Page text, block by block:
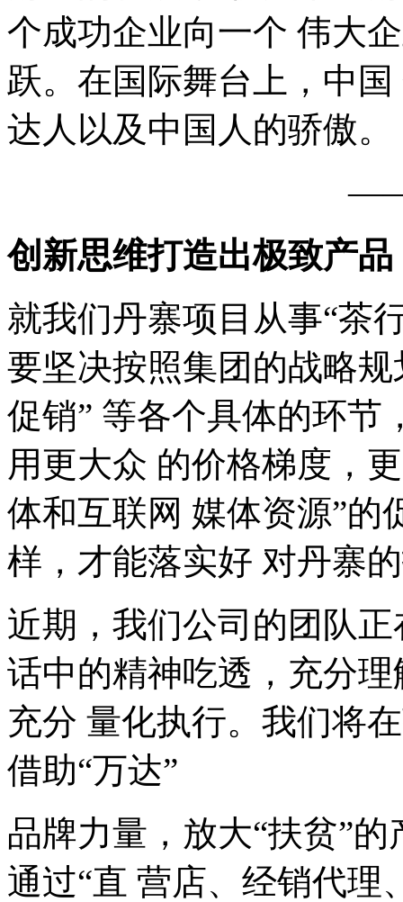
个成功企业向一个 伟大
跃。在国际舞台上，中
达人以及中国人的骄傲。
——
创新思维打造出极致产品
就我们丹寨项目从事“茶
要坚决按照集团的战略
促销” 等各个具体的环节
用更大众 的价格梯度，
体和互联网 媒体资源”的
样，才能落实好 对丹寨
近期，我们公司的团队
话中的精神吃透，充分
充分 量化执行。我们将
借助“万达”
品牌力量，放大“扶贫”的
通过“直 营店、经销代理